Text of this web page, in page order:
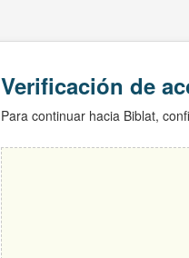
Verificación de
Para continuar hacia Biblat,